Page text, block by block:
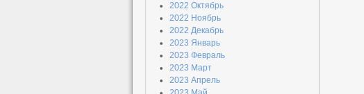
2022 Октябрь
2022 Ноябрь
2022 Декабрь
2023 Январь
2023 Февраль
2023 Март
2023 Апрель